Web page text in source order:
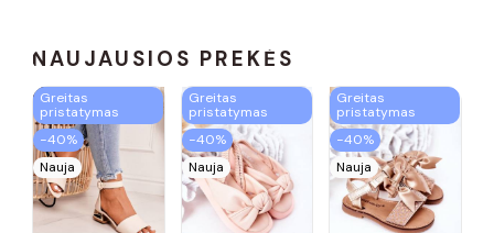
NAUJAUSIOS PREKĖS
Greitas
pristatymas
−40%
Nauja
Greitas
pristatymas
−40%
Nauja
Greitas
pristatymas
−40%
Nauja